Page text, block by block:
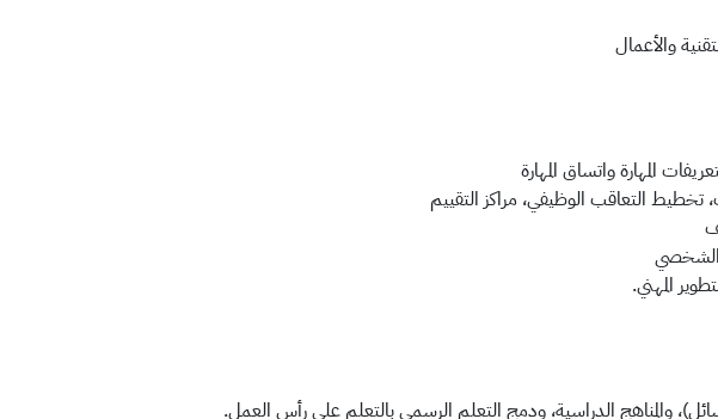
والأعمال
المهارة واتساق المهارة
تخطيط التعاقب الوظيفي، مراكز التقييم
الشخصي
المهني.
والمناهج الدراسية، ودمج التعلم الرسمي بالتعلم على رأس العمل.